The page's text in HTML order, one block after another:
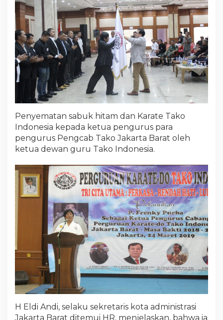
Penyematan sabuk hitam dan Karate Tako
Indonesia kepada ketua pengurus para
pengurus Pengcab Tako Jakarta Barat oleh
ketua dewan guru Tako Indonesia.
H Eldi Andi, selaku sekretaris kota administrasi
Jakarta Barat ditemui HR, menjelaskan, bahwa ia